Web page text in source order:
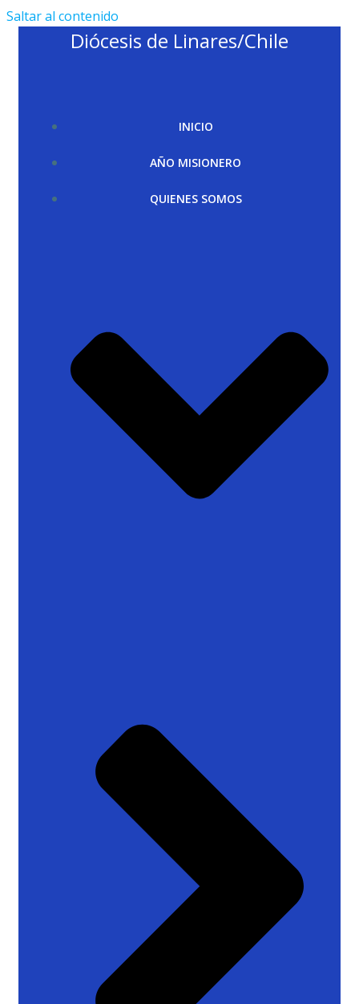
Saltar al contenido
Diócesis de Linares/Chile
INICIO
AÑO MISIONERO
QUIENES SOMOS